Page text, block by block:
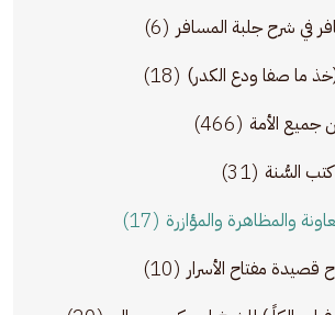
في شرح جلبة المسافر (6)
ما صفا ودع الكدر) (18)
الأمة (466)
السُّنة (31)
والمظاهرة والمؤازرة (17)
قصيدة مفتاح الأسرار (10)